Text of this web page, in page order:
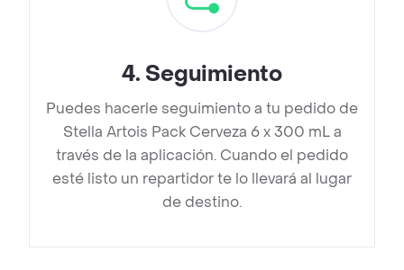
4. Seguimiento
Puedes hacerle seguimiento a tu pedido de
Stella Artois Pack Cerveza 6 x 300 mL a
través de la aplicación. Cuando el pedido
esté listo un repartidor te lo llevará al lugar
de destino.